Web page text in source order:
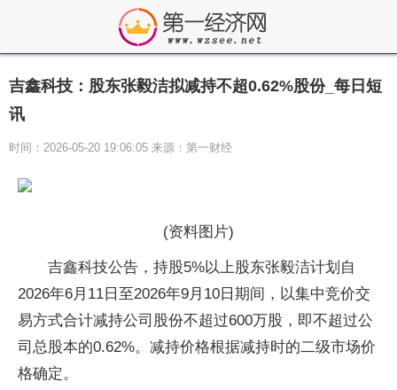
吉鑫科技：股东张毅洁拟减持不超0.62%股份_每日短
讯
时间：2026-05-20 19:06:05 来源：第一财经
(资料图片)
吉鑫科技公告，持股5%以上股东张毅洁计划自
2026年6月11日至2026年9月10日期间，以集中竞价交
易方式合计减持公司股份不超过600万股，即不超过公
司总股本的0.62%。减持价格根据减持时的二级市场价
格确定。